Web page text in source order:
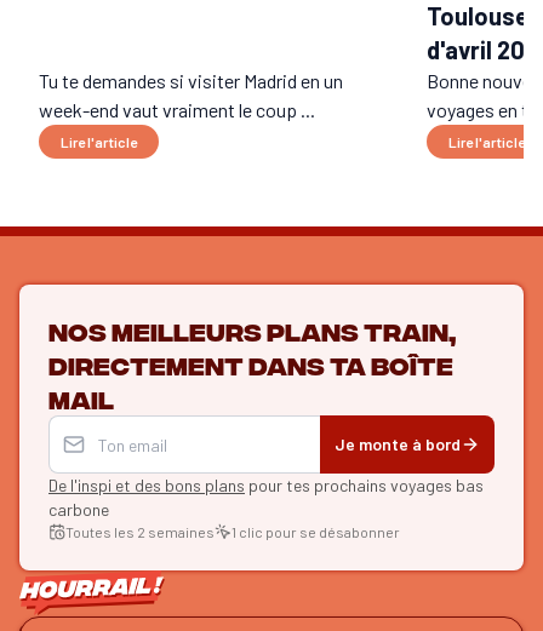
Tu te demandes si visiter Madrid en un
week-end vaut vraiment le coup ...
Lire l'article
Toulouse
d'avril
Bonne
voyages en
Lire l'article
Nos meilleurs plans train,
directement dans ta boîte
mail
Je monte à bord
De l'inspi et des bons plans pour tes prochains voyages bas
carbone
Toutes les 2 semaines 1 clic pour se désabonner